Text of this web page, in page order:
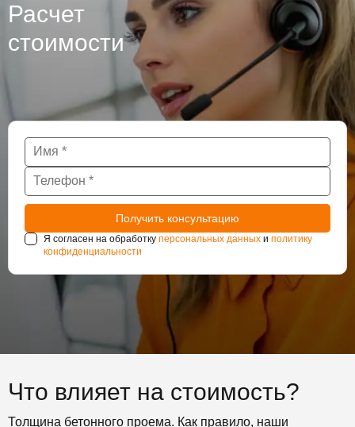
Расчет
стоимости
Я согласен на обработку персональных данных и политику
конфиденциальности
Что влияет на стоимость?
Толщина бетонного проема. Как правило, наши